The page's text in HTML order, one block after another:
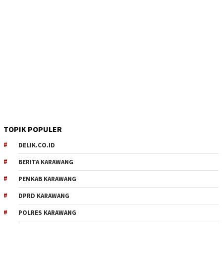
TOPIK POPULER
DELIK.CO.ID
BERITA KARAWANG
PEMKAB KARAWANG
DPRD KARAWANG
POLRES KARAWANG